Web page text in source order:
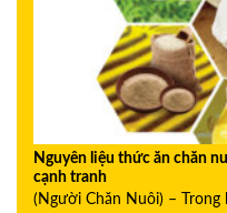
Nguyên liệu thức ăn chăn
cạnh tranh
(Người Chăn Nuôi) –